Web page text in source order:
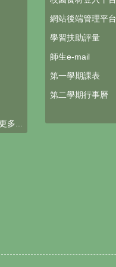
多...
網站後端管理平台
學習扶助評量
師生e-mail
第一學期課表
第二學期行事曆